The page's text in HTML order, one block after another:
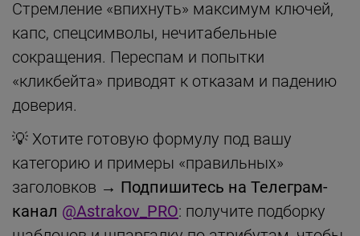
Стремление «впихнуть» максимум ключей,
капс, спецсимволы, нечитабельные
сокращения. Переспам и попытки
«кликбейта» приводят к отказам и падению
доверия.
💡 Хотите готовую формулу под вашу
категорию и примеры «правильных»
заголовков → Подпишитесь на Телеграм-
канал @Astrakov_PRO: получите подборку